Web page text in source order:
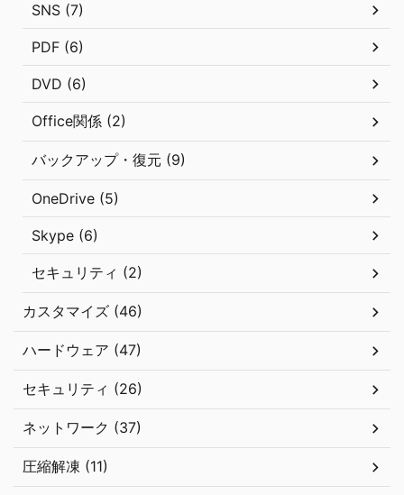
SNS (7)
PDF (6)
DVD (6)
Office関係 (2)
バックアップ・復元 (9)
OneDrive (5)
Skype (6)
セキュリティ (2)
カスタマイズ (46)
ハードウェア (47)
セキュリティ (26)
ネットワーク (37)
圧縮解凍 (11)